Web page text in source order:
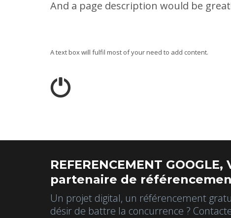
And a page description would be
A text box will fulfil most of your need to add content.
REFERENCEMENT GOOGLE,
partenaire de
Un projet digital, un référencement
désir de battre la concurrence ?